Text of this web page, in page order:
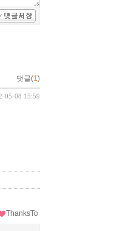
댓글(1)
05-08 15:59
ThanksTo